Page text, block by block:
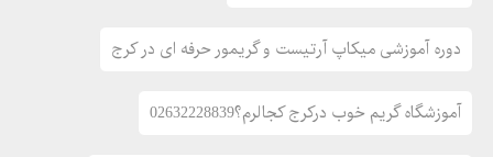
بصورت حضوری به آموزشگاه مراجعه بفرمایید.
مشهور و حرفه ای
دوره آموزشی میکاپ آرتیست و گریمور حرفه ای در کرج
آموزشگاه گریم خوب درکرج کجالرم؟02632228839